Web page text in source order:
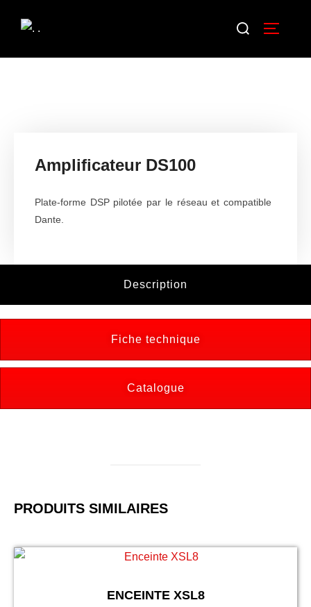
Rechercher :
Amplificateur DS100
Plate-forme DSP pilotée par le réseau et compatible
Dante.
Description
Fiche technique
Catalogue
PRODUITS SIMILAIRES
ENCEINTE XSL8